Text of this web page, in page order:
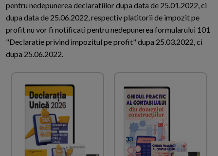
pentru nedepunerea declaratiilor dupa data de 25.01.2022, ci
dupa data de 25.06.2022, respectiv platitorii de impozit pe
profit nu vor fi notificati pentru nedepunerea formularului 101
"Declaratie privind impozitul pe profit" dupa 25.03.2022, ci
dupa 25.06.2022.